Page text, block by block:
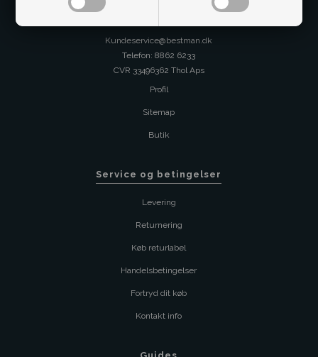
Kundeservice@bestman.dk
Telefon: 8862 6233
CVR 33496362 Thol Aps
Profil
Sitemap
Butik
Service og betingelser
Levering
Returnering
Køb returlabel
Handelsbetingelser
Fortryd dit køb
Kontakt info